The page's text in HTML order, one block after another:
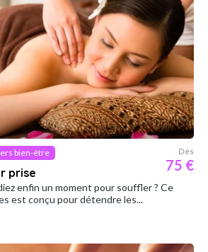
bien-être
prise
Dès
75 €
enfin un moment pour souffler ? Ce
est conçu pour détendre les...